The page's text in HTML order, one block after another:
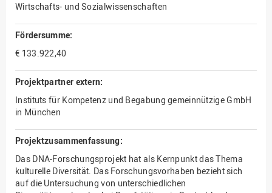
Wirtschafts- und Sozialwissenschaften
Fördersumme:
€ 133.922,40
Projektpartner extern:
Instituts für Kompetenz und Begabung gemeinnützige GmbH
in München
Projektzusammenfassung:
Das DNA-Forschungsprojekt hat als Kernpunkt das Thema
kulturelle Diversität. Das Forschungsvorhaben bezieht sich
auf die Untersuchung von unterschiedlichen